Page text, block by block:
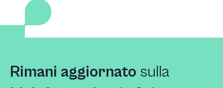
Rimani aggiornato sulla